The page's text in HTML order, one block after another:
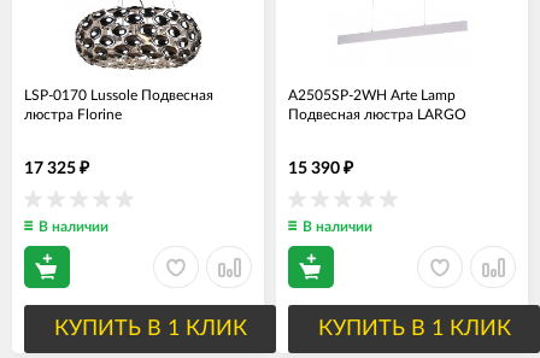
LSP-0170 Lussole Подвесная
люстра Florine
17 325 ₽
В наличии
КУПИТЬ В 1 КЛИК
A2505SP-2WH Arte Lamp
Подвесная люстра LARGO
15 390 ₽
В наличии
КУПИТЬ В 1 КЛИК